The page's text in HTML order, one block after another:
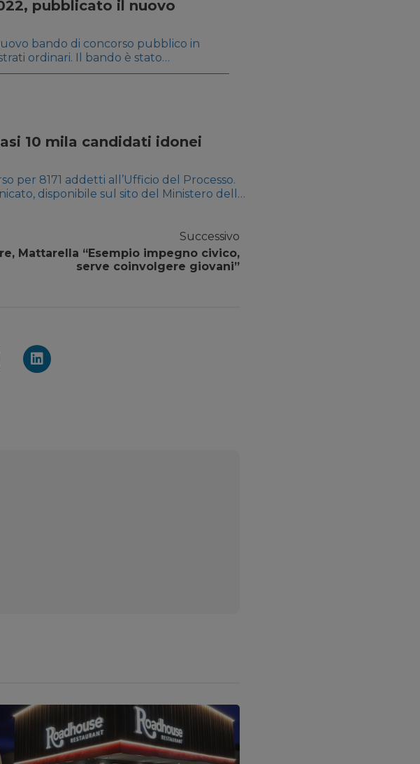
pubblicato il nuovo
bando di concorso pubblico in
ordinari. Il bando è stato
(Sezione Concorsi ed Esami) n. 98
10 mila candidati idonei
per 8171 addetti all’Ufficio del Processo.
disponibile sul sito del Ministero della
Successivo
Mattarella “Esempio impegno civico,
serve coinvolgere giovani”